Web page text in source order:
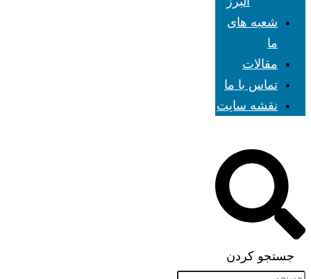
شعبه های
ما
مقالات
تماس با ما
نقشه سایت
جستجو کردن